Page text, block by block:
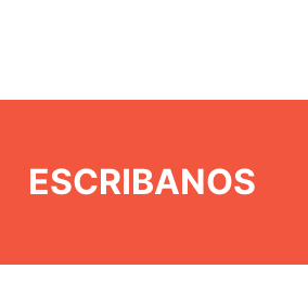
ESCRIBANOS